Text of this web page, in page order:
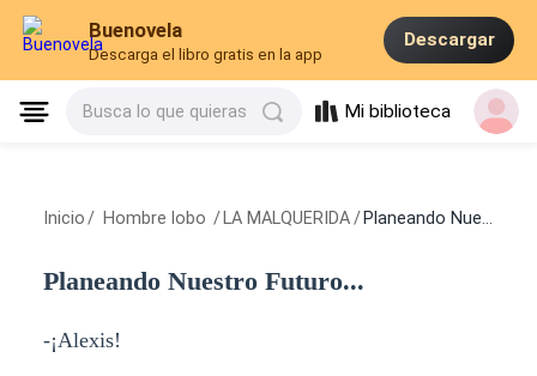
Buenovela
Descarga el libro gratis en la app
Descargar
Busca lo que quieras Mi biblioteca
Inicio / Hombre lobo / LA MALQUERIDA / Planeando Nuestro Futuro...
Planeando Nuestro Futuro...
-¡Alexis!